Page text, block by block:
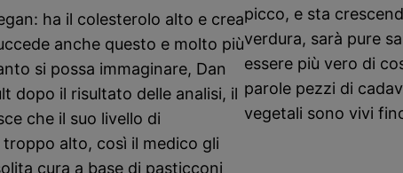
ha il colesterolo alto e crea
anche questo e molto più
si possa immaginare, Dan
dopo il risultato delle analisi, il
che il suo livello di
alto, così il medico gli
cura a base di pasticconi
picco, e sta
verdura, sarà pure
essere più vero di
parole pezzi di
vegetali sono vivi